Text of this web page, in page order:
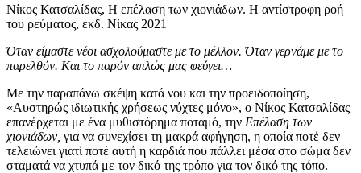
Νίκος Κατσαλίδας, Η επέλαση των χιονιάδων. Η αντίστροφη ροή
του ρεύματος, εκδ. Νίκας 2021
Όταν είμαστε νέοι ασχολούμαστε με το μέλλον. Όταν γερνάμε με το
παρελθόν. Και το παρόν απλώς μας φεύγει…
Με την παραπάνω σκέψη κατά νου και την προειδοποίηση,
«Αυστηρώς ιδιωτικής χρήσεως νύχτες μόνο», ο Νίκος Κατσαλίδας
επανέρχεται με ένα μυθιστόρημα ποταμό, την Επέλαση των
χιονιάδων, για να συνεχίσει τη μακρά αφήγηση, η οποία ποτέ δεν
τελειώνει γιατί ποτέ αυτή η καρδιά που πάλλει μέσα στο σώμα δεν
σταματά να χτυπά με τον δικό της τρόπο για τον δικό της τόπο.